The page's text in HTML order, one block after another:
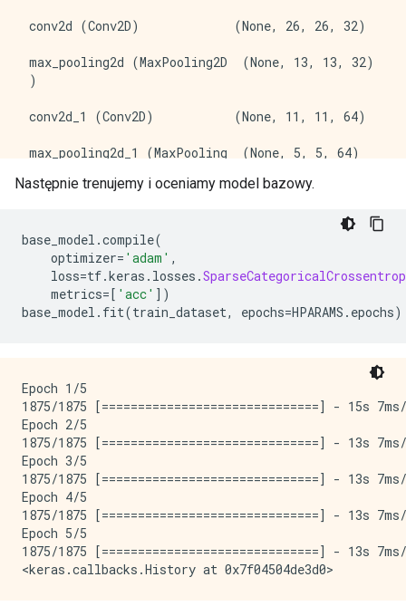
conv2d (Conv2D)             (None, 26, 26,
max_pooling2d (MaxPooling2D  (None, 13,
conv2d_1 (Conv2D)           (None, 11, 11,
max_pooling2d_1 (MaxPooling  (None, 5,
flatten (Flatten)           (None, 576)
dense (Dense)               (None, 64)
dense_1 (Dense)             (None, 10)
Trainable params: 93,322
Non-trainable params: 0
Następnie trenujemy i oceniamy model bazowy.
base_model .compile(
optimizer= 'adam' ,
loss=tf.keras . losses .
metrics=[ 'acc' ])
base_model . fit(train_dataset, epochs=HPARAMS . epochs)
Epoch 1/5
1875/1875 [==============================] -
Epoch 2/5
1875/1875 [==============================] -
Epoch 3/5
1875/1875 [==============================] -
Epoch 4/5
1875/1875 [==============================] -
Epoch 5/5
1875/1875 [==============================] -